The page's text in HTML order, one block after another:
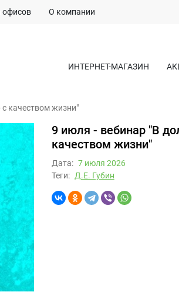
офисов О компании
ИНТЕРНЕТ-МАГАЗИН
с качеством жизни"
9 июля - вебинар "В
качеством жизни"
Дата: 7 июля 2026
Теги: Д.Е. Губин